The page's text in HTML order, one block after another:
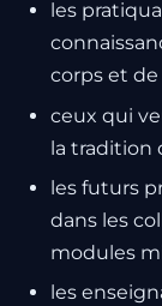
les
corps et de
ceux qui
la tradition
les futurs
dans les
modules
les